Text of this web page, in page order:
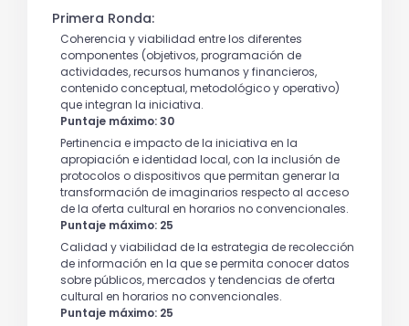
Primera Ronda:
Coherencia y viabilidad entre los diferentes
componentes (objetivos, programación de
actividades, recursos humanos y financieros,
contenido conceptual, metodológico y operativo)
que integran la iniciativa.
Puntaje máximo: 30
Pertinencia e impacto de la iniciativa en la
apropiación e identidad local, con la inclusión de
protocolos o dispositivos que permitan generar la
transformación de imaginarios respecto al acceso
de la oferta cultural en horarios no convencionales.
Puntaje máximo: 25
Calidad y viabilidad de la estrategia de recolección
de información en la que se permita conocer datos
sobre públicos, mercados y tendencias de oferta
cultural en horarios no convencionales.
Puntaje máximo: 25